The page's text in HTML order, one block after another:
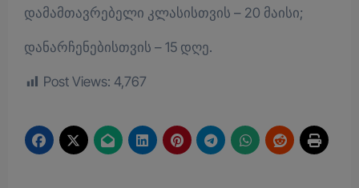
დამამთავრებელი კლასისთვის – 20 მაისი;
დანარჩენებისთვის – 15 დღე.
Post Views: 4,767